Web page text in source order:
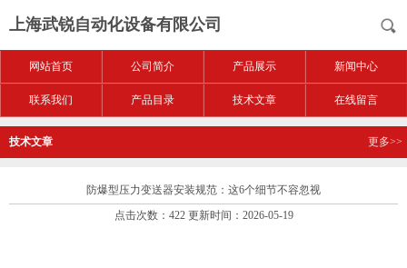
上海武锐自动化设备有限公司
网站首页 公司简介 产品展示 新闻中心
联系我们 产品目录 技术文章 在线留言
技术文章 更多>>
防爆型压力变送器安装规范：这6个细节不容忽视
点击次数：422 更新时间：2026-05-19